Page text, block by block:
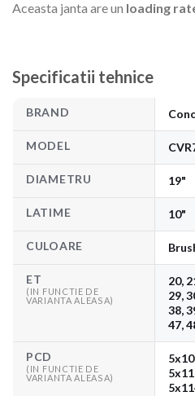
Aceasta janta are un loading
Specificatii tehnice
BRAND
MODEL
DIAMETRU 19"
LATIME 10"
CULOARE
ET
(IN FUNCTIE DE
VARIANTA ALEASA)
20,
29,
38,
47,
PCD
(IN FUNCTIE DE
VARIANTA ALEASA)